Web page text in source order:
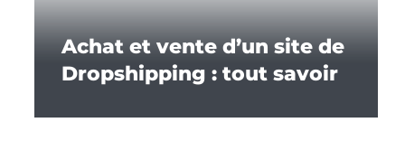
Achat et vente d’un site de
Dropshipping : tout savoir